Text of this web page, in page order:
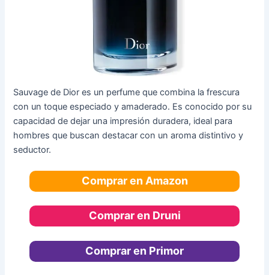
Sauvage de Dior es un perfume que combina la frescura
con un toque especiado y amaderado. Es conocido por su
capacidad de dejar una impresión duradera, ideal para
hombres que buscan destacar con un aroma distintivo y
seductor.
Comprar en Amazon
Comprar en Druni
Comprar en Primor